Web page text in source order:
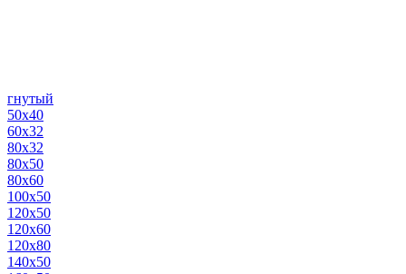
гнутый
50х40
60х32
80х32
80х50
80х60
100х50
120х50
120х60
120х80
140х50